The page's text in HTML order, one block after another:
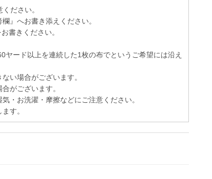
ださい。
』へお書き添えください。
書きください。
ード以上を連続した1枚の布でというご希望には沿え
い場合がございます。
がございます。
・お洗濯・摩擦などにご注意ください。
す。